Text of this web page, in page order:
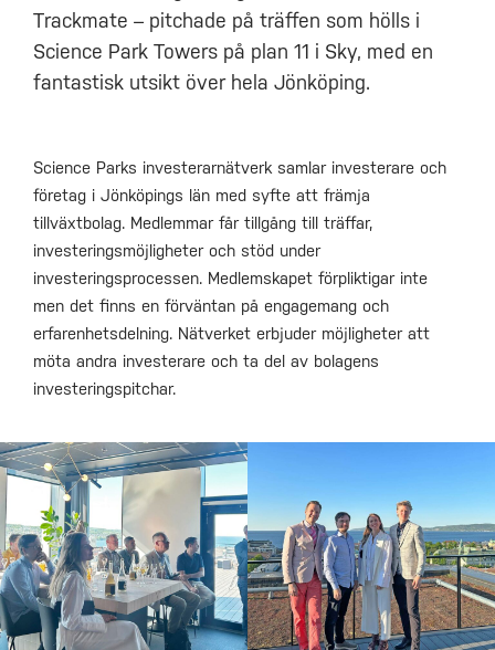
Trackmate – pitchade på träffen som hölls i
Science Park Towers på plan 11 i Sky, med en
fantastisk utsikt över hela Jönköping.
Science Parks investerarnätverk samlar investerare och
företag i Jönköpings län med syfte att främja
tillväxtbolag. Medlemmar får tillgång till träffar,
investeringsmöjligheter och stöd under
investeringsprocessen. Medlemskapet förpliktigar inte
men det finns en förväntan på engagemang och
erfarenhetsdelning. Nätverket erbjuder möjligheter att
möta andra investerare och ta del av bolagens
investeringspitchar.